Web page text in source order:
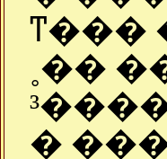
ͳ���
˳��
�